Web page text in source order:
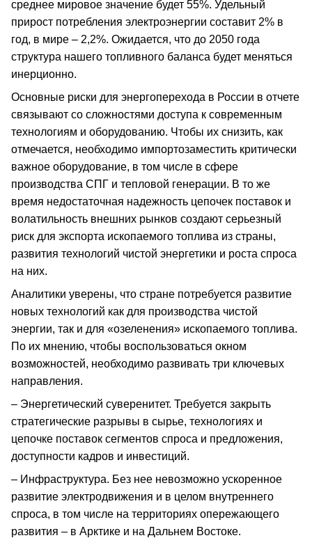
среднее мировое значение будет 55%. Удельный
прирост потребления электроэнергии составит 2% в
год, в мире – 2,2%. Ожидается, что до 2050 года
структура нашего топливного баланса будет меняться
инерционно.
Основные риски для энергоперехода в России в отчете
связывают со сложностями доступа к современным
технологиям и оборудованию. Чтобы их снизить, как
отмечается, необходимо импортозаместить критически
важное оборудование, в том числе в сфере
производства СПГ и тепловой генерации. В то же
время недостаточная надежность цепочек поставок и
волатильность внешних рынков создают серьезный
риск для экспорта ископаемого топлива из страны,
развития технологий чистой энергетики и роста спроса
на них.
Аналитики уверены, что стране потребуется развитие
новых технологий как для производства чистой
энергии, так и для «озеленения» ископаемого топлива.
По их мнению, чтобы воспользоваться окном
возможностей, необходимо развивать три ключевых
направления.
– Энергетический суверенитет. Требуется закрыть
стратегические разрывы в сырье, технологиях и
цепочке поставок сегментов спроса и предложения,
доступности кадров и инвестиций.
– Инфраструктура. Без нее невозможно ускоренное
развитие электродвижения и в целом внутреннего
спроса, в том числе на территориях опережающего
развития – в Арктике и на Дальнем Востоке.